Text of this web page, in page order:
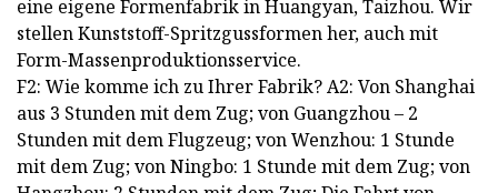
eine eigene Formenfabrik in Huangyan, Taizhou. Wir
stellen Kunststoff-Spritzgussformen her, auch mit
Form-Massenproduktionsservice.
F2: Wie komme ich zu Ihrer Fabrik? A2: Von Shanghai
aus 3 Stunden mit dem Zug; von Guangzhou – 2
Stunden mit dem Flugzeug; von Wenzhou: 1 Stunde
mit dem Zug; von Ningbo: 1 Stunde mit dem Zug; von